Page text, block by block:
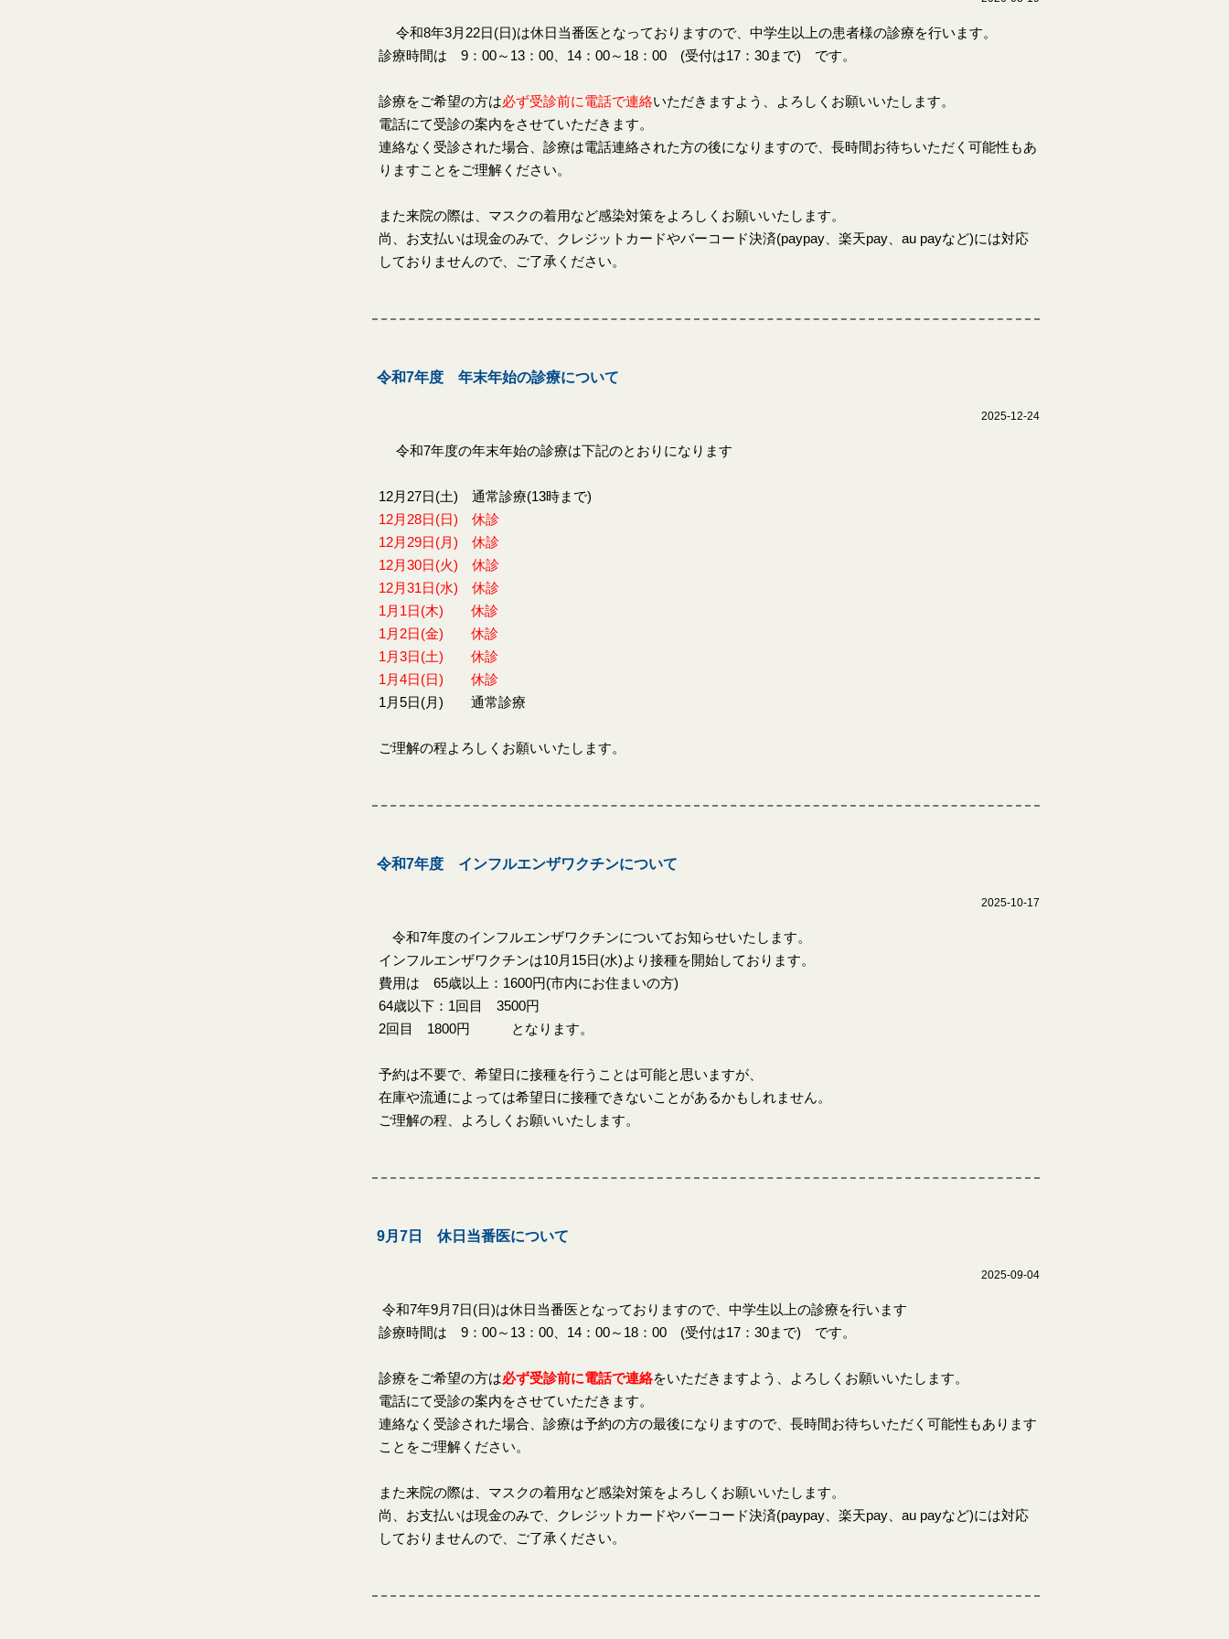
令和8年3月22日(日)は休日当番医となっておりますので、中学生以上の患者様の診療を行います。
診療時間は 9：00～13：00、14：00～18：00 (受付は17：30まで) です。
診療をご希望の方は必ず受診前に電話で連絡いただきますよう、よろしくお願いいたします。
電話にて受診の案内をさせていただきます。
連絡なく受診された場合、診療は電話連絡された方の後になりますので、長時間お待ちいただく可能性もあ
りますことをご理解ください。
また来院の際は、マスクの着用など感染対策をよろしくお願いいたします。
尚、お支払いは現金のみで、クレジットカードやバーコード決済(paypay、楽天pay、au payなど)には対応
しておりませんので、ご了承ください。
令和7年度 年末年始の診療について
2025-12-24
令和7年度の年末年始の診療は下記のとおりになります
12月27日(土) 通常診療(13時まで)
12月28日(日) 休診
12月29日(月) 休診
12月30日(火) 休診
12月31日(水) 休診
1月1日(木) 休診
1月2日(金) 休診
1月3日(土) 休診
1月4日(日) 休診
1月5日(月) 通常診療
ご理解の程よろしくお願いいたします。
令和7年度 インフルエンザワクチンについて
2025-10-17
令和7年度のインフルエンザワクチンについてお知らせいたします。
インフルエンザワクチンは10月15日(水)より接種を開始しております。
費用は 65歳以上：1600円(市内にお住まいの方)
64歳以下：1回目 3500円
2回目 1800円 となります。
予約は不要で、希望日に接種を行うことは可能と思いますが、
在庫や流通によっては希望日に接種できないことがあるかもしれません。
ご理解の程、よろしくお願いいたします。
9月7日 休日当番医について
2025-09-04
令和7年9月7日(日)は休日当番医となっておりますので、中学生以上の診療を行います
診療時間は 9：00～13：00、14：00～18：00 (受付は17：30まで) です。
診療をご希望の方は必ず受診前に電話で連絡をいただきますよう、よろしくお願いいたします。
電話にて受診の案内をさせていただきます。
連絡なく受診された場合、診療は予約の方の最後になりますので、長時間お待ちいただく可能性もあります
ことをご理解ください。
また来院の際は、マスクの着用など感染対策をよろしくお願いいたします。
尚、お支払いは現金のみで、クレジットカードやバーコード決済(paypay、楽天pay、au payなど)には対応
しておりませんので、ご了承ください。